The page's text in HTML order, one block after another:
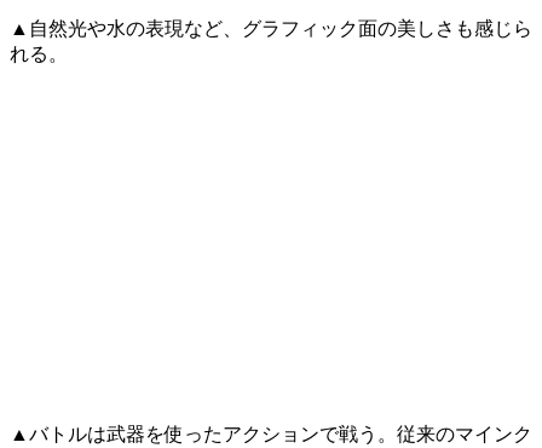
▲自然光や水の表現など、グラフィック面の美しさも感じら
れる。
▲バトルは武器を使ったアクションで戦う。従来のマインク